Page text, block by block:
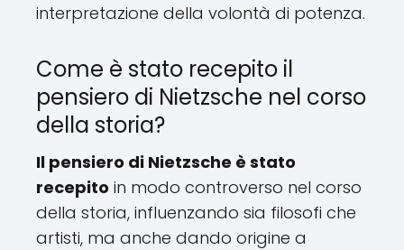
interpretazione della volontà di potenza.
Come è stato recepito il
pensiero di Nietzsche nel corso
della storia?
Il pensiero di Nietzsche è stato
recepito in modo controverso nel corso
della storia, influenzando sia filosofi che
artisti, ma anche dando origine a